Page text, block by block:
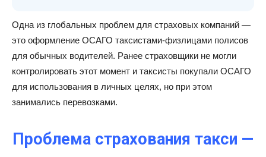
Одна из глобальных проблем для страховых компаний —
это оформление ОСАГО таксистами-физлицами полисов
для обычных водителей. Ранее страховщики не могли
контролировать этот момент и таксисты покупали ОСАГО
для использования в личных целях, но при этом
занимались перевозками.
Проблема страхования такси —